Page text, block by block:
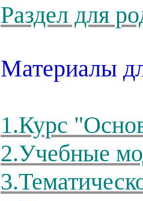
Раздел для
Материалы
1.Курс
2.Учебные